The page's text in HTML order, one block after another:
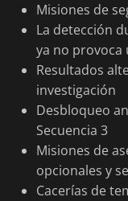
Misiones de
La detección
ya no provoca
Resultados
investigación
Desbloqueo
Secuencia 3
Misiones de
opcionales y
Cacerías de